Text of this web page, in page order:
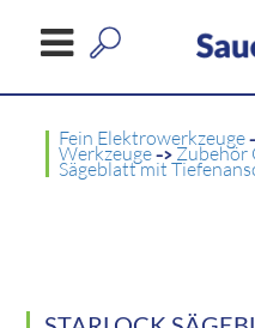
Fein Elektrowerkzeuge
Werkzeuge-> Zubehör
Sägeblatt mit